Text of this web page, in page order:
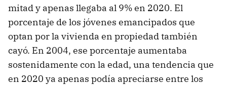
mitad y apenas llegaba al 9% en 2020. El
porcentaje de los jóvenes emancipados que
optan por la vivienda en propiedad también
cayó. En 2004, ese porcentaje aumentaba
sostenidamente con la edad, una tendencia que
en 2020 ya apenas podía apreciarse entre los